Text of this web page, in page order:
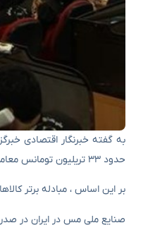
حدود ۳۳ تریلیون تومانس معامله شد.
بر این اساس ، مبادله برتر
صنایع ملی مس در ایران در صدر ۵،۷۲۰ تن مس ، کنسانتره فلزی گرانبها و گوگرد مولیبدن به ارزش ۳،۳۶۸ میلیارد تومانس معامله شد.